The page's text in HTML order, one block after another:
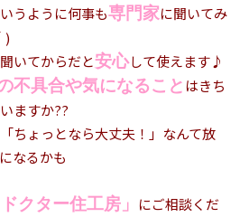
うように何事も専門家に聞いてみ
)
いてからだと安心して使えます♪
不具合や気になること はきち
ますか??
ちょっとなら大丈夫！」なんて放
なるかも
クター住工房」 にご相談くだ